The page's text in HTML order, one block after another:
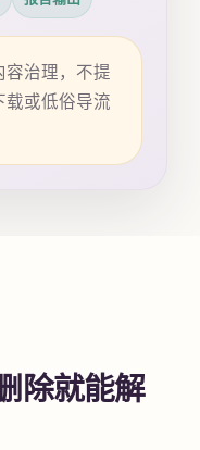
治理，不提
或低俗导流
除就能解